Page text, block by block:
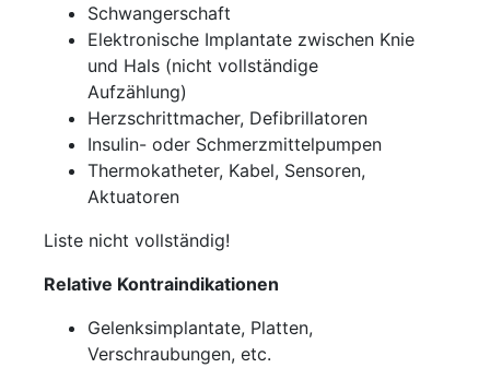
Schwangerschaft
Elektronische Implantate zwischen Knie
und Hals (nicht vollständige
Aufzählung)
Herzschrittmacher, Defibrillatoren
Insulin- oder Schmerzmittelpumpen
Thermokatheter, Kabel, Sensoren,
Aktuatoren
Liste nicht vollständig!
Relative Kontraindikationen
Gelenksimplantate, Platten,
Verschraubungen, etc.